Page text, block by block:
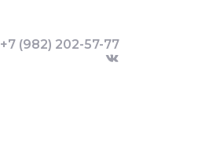
+7 (982) 202-57-77